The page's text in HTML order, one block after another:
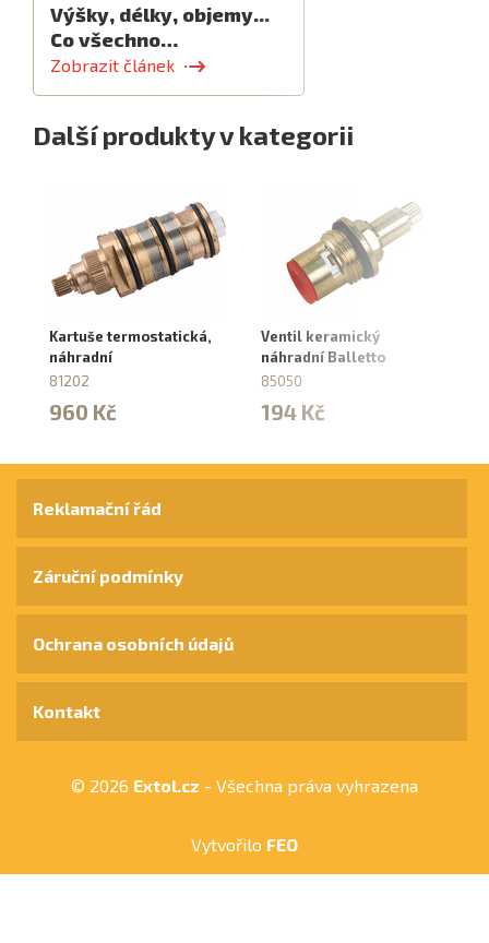
Výšky, délky, objemy...
Co všechno…
Zobrazit článek
Další produkty v kategorii
Kartuše termostatická,
náhradní
81202
960 Kč
Ventil keramický
náhradní Balletto
85050
194 Kč
© 2026 Extol.cz - Všechna práva vyhrazena
Reklamační řád
Záruční podmínky
Ochrana osobních údajů
Kontakt
Vytvořilo FEO